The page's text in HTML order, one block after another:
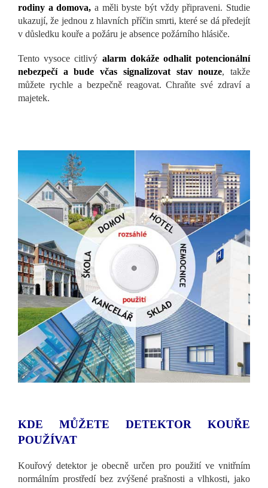
rodiny a domova, a měli byste být vždy připraveni. Studie
ukazují, že jednou z hlavních příčin smrti, které se dá předejít
v důsledku kouře a požáru je absence požárního hlásiče.
Tento vysoce citlivý alarm dokáže odhalit potencionální
nebezpečí a bude včas signalizovat stav nouze, takže
můžete rychle a bezpečně reagovat. Chraňte své zdraví a
majetek.
KDE MŮŽETE DETEKTOR KOUŘE
POUŽÍVAT
Kouřový detektor je obecně určen pro použití ve vnitřním
normálním prostředí bez zvýšené prašnosti a vlhkosti, jako